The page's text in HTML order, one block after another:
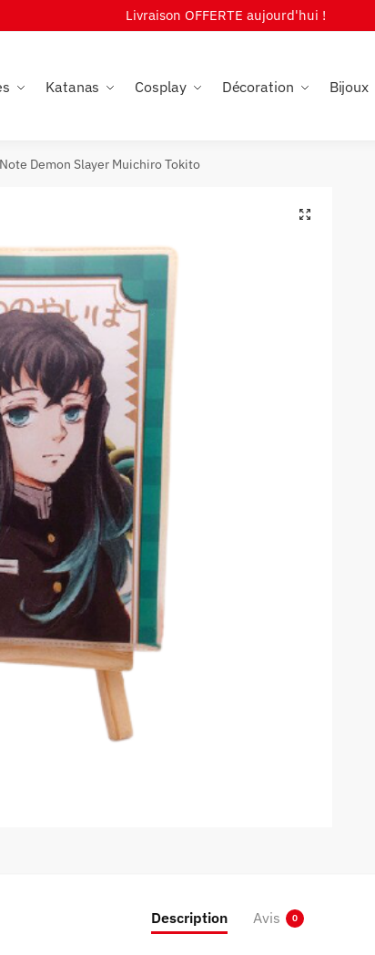
Livraison OFFERTE aujourd'hui !
Katanas Cosplay Décoration Bijoux
Demon Slayer Muichiro Tokito
🔍
Description Avis 0